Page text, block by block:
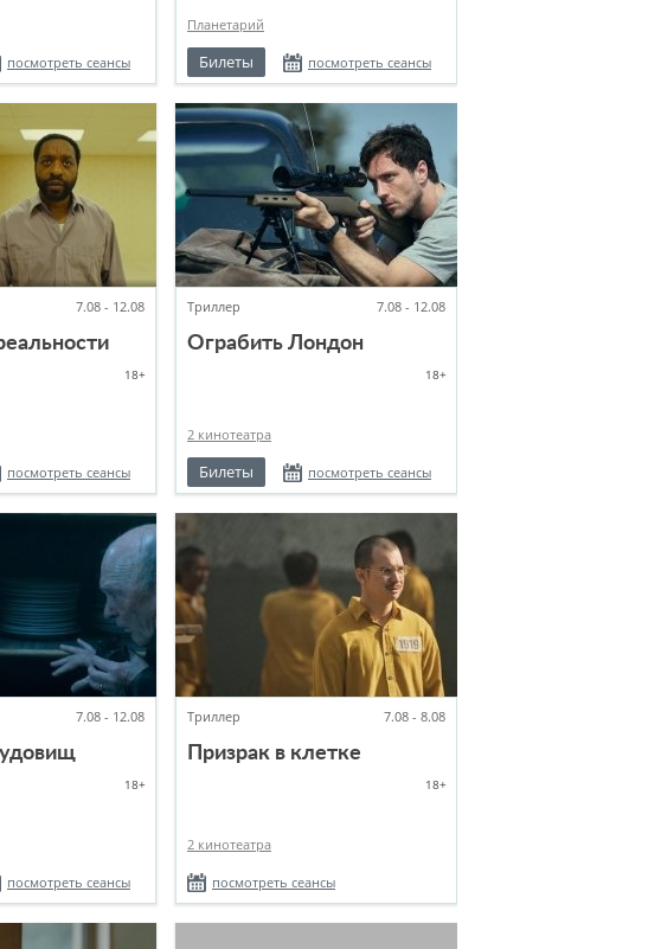
посмотреть сеансы
Планетарий
Билеты посмотреть сеансы
7.08 - 12.08
18+
посмотреть сеансы
Триллер 7.08 - 12.08
Ограбить Лондон
18+
2 кинотеатра
Билеты посмотреть сеансы
7.08 - 12.08
18+
посмотреть сеансы
Триллер 7.08 - 8.08
Призрак в клетке
18+
2 кинотеатра
посмотреть сеансы